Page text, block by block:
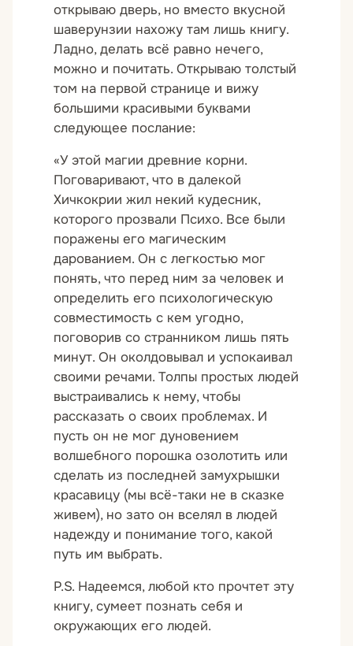
открываю дверь, но вместо вкусной
шаверунзии нахожу там лишь книгу.
Ладно, делать всё равно нечего,
можно и почитать. Открываю толстый
том на первой странице и вижу
большими красивыми буквами
следующее послание:
«У этой магии древние корни.
Поговаривают, что в далекой
Хичкокрии жил некий кудесник,
которого прозвали Психо. Все были
поражены его магическим
дарованием. Он с легкостью мог
понять, что перед ним за человек и
определить его психологическую
совместимость с кем угодно,
поговорив со странником лишь пять
минут. Он околдовывал и успокаивал
своими речами. Толпы простых людей
выстраивались к нему, чтобы
рассказать о своих проблемах. И
пусть он не мог дуновением
волшебного порошка озолотить или
сделать из последней замухрышки
красавицу (мы всё-таки не в сказке
живем), но зато он вселял в людей
надежду и понимание того, какой
путь им выбрать.
P.S. Надеемся, любой кто прочтет эту
книгу, сумеет познать себя и
окружающих его людей.